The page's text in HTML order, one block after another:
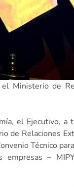
Ministerio de
el Ejecutivo, a
de Relaciones
Técnico
empresas –